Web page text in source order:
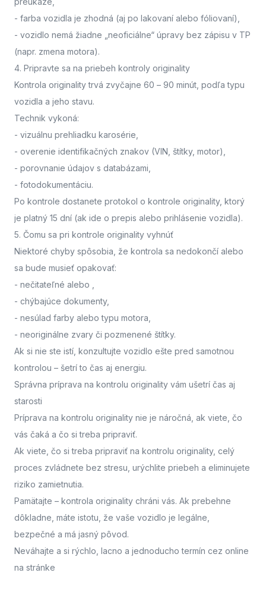
- farba vozidla je zhodná (aj po lakovaní alebo fóliovaní),
- vozidlo nemá žiadne „neoficiálne“ úpravy bez zápisu v TP
(napr. zmena motora).
4. Pripravte sa na priebeh kontroly originality
Kontrola originality trvá zvyčajne 60 – 90 minút , podľa typu
vozidla a jeho stavu.
Technik vykoná:
- vizuálnu prehliadku karosérie,
- overenie identifikačných znakov (VIN, štítky, motor),
- porovnanie údajov s databázami,
- fotodokumentáciu.
Po kontrole dostanete protokol o kontrole originality, ktorý
je platný 15 dní (ak ide o prepis alebo prihlásenie vozidla).
5. Čomu sa pri kontrole originality vyhnúť
Niektoré chyby spôsobia, že kontrola sa nedokončí alebo
sa bude musieť opakovať:
- nečitateľné alebo
- chýbajúce dokumenty,
- nesúlad farby alebo typu motora,
- neoriginálne zvary či pozmenené štítky.
Ak si nie ste istí, konzultujte vozidlo ešte pred samotnou
kontrolou – šetrí to čas aj energiu.
Správna príprava na kontrolu originality vám ušetrí čas aj
starosti
Príprava na kontrolu originality nie je náročná, ak viete, čo
vás čaká a čo si treba pripraviť.
Ak viete, čo si treba pripraviť na kontrolu originality, celý
proces zvládnete bez stresu, urýchlite priebeh a eliminujete
riziko zamietnutia.
Pamätajte – kontrola originality chráni vás. Ak prebehne
dôkladne, máte istotu, že vaše vozidlo je legálne,
bezpečné a má jasný pôvod.
Neváhajte a si rýchlo, lacno a jednoducho termín cez online
na stránke